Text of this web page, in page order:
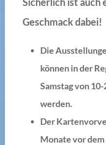
Geschmack dabei!
Die
können in der
Samstag von
werden.
Der
Monate vor